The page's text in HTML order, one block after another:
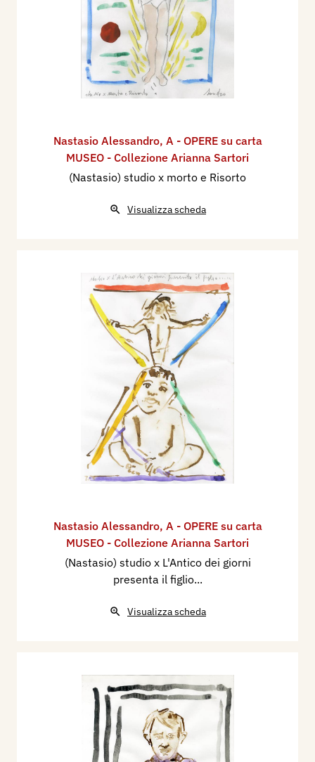
Nastasio Alessandro, A - OPERE su carta
MUSEO - Collezione Arianna Sartori
(Nastasio) studio x morto e Risorto
Visualizza scheda
Nastasio Alessandro, A - OPERE su carta
MUSEO - Collezione Arianna Sartori
(Nastasio) studio x L'Antico dei giorni
presenta il figlio...
Visualizza scheda